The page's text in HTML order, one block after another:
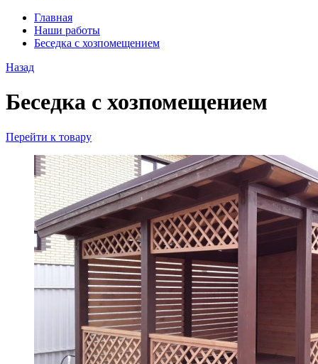
Главная
Наши работы
Беседка с хозпомещением
Назад
Беседка с хозпомещением
Перейти к товару